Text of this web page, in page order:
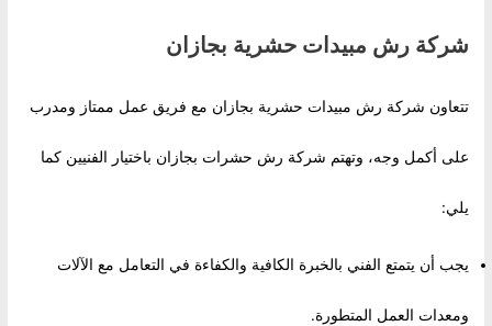
شركة رش مبيدات حشرية بجازان
تتعاون شركة رش مبيدات حشرية بجازان مع فريق عمل ممتاز ومدرب
على أكمل وجه، وتهتم شركة رش حشرات بجازان باختيار الفنيين كما
يلي:
يجب أن يتمتع الفني بالخبرة الكافية والكفاءة في التعامل مع الآلات
ومعدات العمل المتطورة.